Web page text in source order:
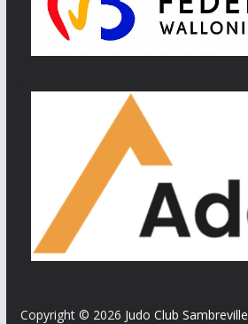
Copyright © 2026 Judo Club Sambreville